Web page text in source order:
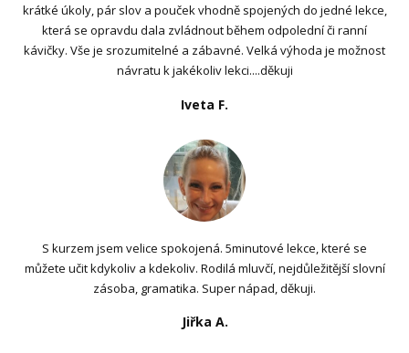
krátké úkoly, pár slov a pouček vhodně spojených do jedné lekce,
která se opravdu dala zvládnout během odpolední či ranní
kávičky. Vše je srozumitelné a zábavné. Velká výhoda je možnost
návratu k jakékoliv lekci....děkuji
Iveta F.
S kurzem jsem velice spokojená. 5minutové lekce, které se
můžete učit kdykoliv a kdekoliv. Rodilá mluvčí, nejdůležitější slovní
zásoba, gramatika. Super nápad, děkuji.
Jiřka A.